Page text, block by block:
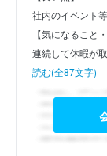
社内のイベント
【気になること
連続して休暇が
読む(全87文字)